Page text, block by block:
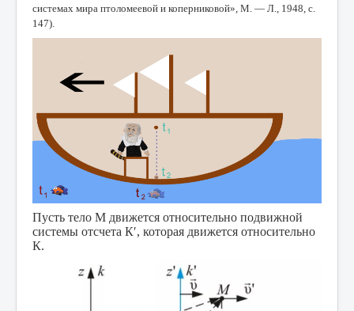
системах мира птоломеевой и коперниковой», М. — Л., 1948, с.
147).
Пусть тело М движется относительно подвижной
системы отсчета К′, которая движется относительно
К.